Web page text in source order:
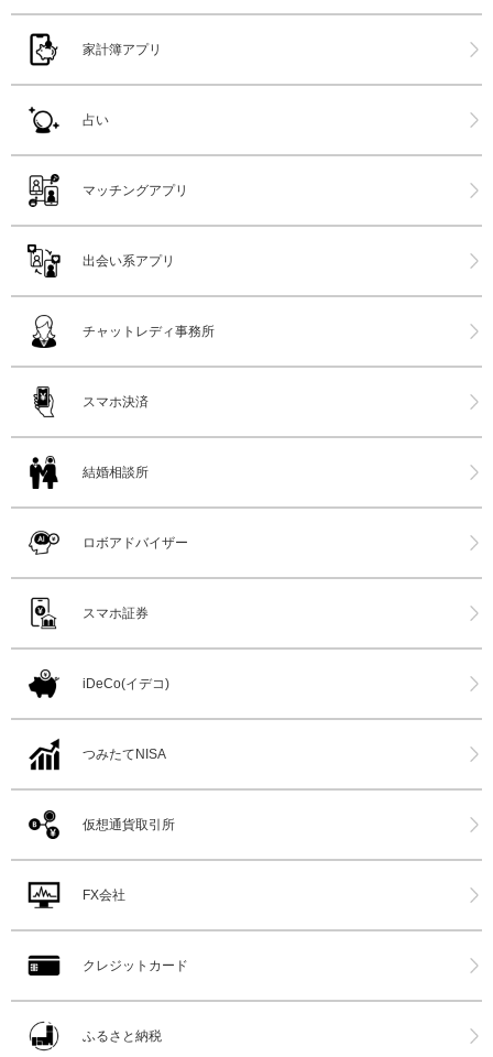
家計簿アプリ
占い
マッチングアプリ
出会い系アプリ
チャットレディ事務所
スマホ決済
結婚相談所
ロボアドバイザー
スマホ証券
iDeCo(イデコ)
つみたてNISA
仮想通貨取引所
FX会社
クレジットカード
ふるさと納税